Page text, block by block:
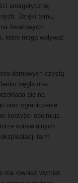
energetycznej
Dzięki temu,
światowych
które mogą wpływać
domowych czystą
węgla oraz
się na
oraz ograniczenie
korzyści obejmują
odnawialnych
farm
ma również wymiar